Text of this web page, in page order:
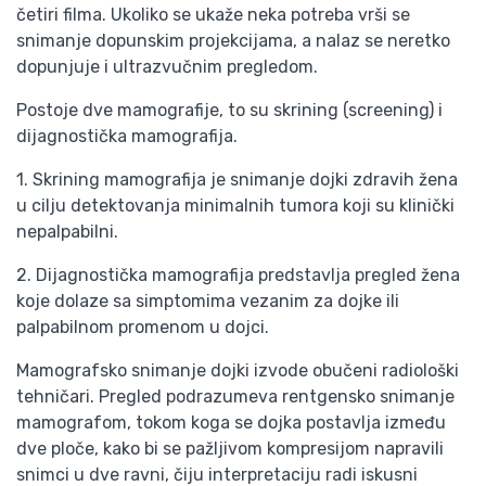
četiri filma. Ukoliko se ukaže neka potreba vrši se
snimanje dopunskim projekcijama, a nalaz se neretko
dopunjuje i ultrazvučnim pregledom.
Postoje dve mamografije, to su skrining (screening) i
dijagnostička mamografija.
1. Skrining mamografija je snimanje dojki zdravih žena
u cilju detektovanja minimalnih tumora koji su klinički
nepalpabilni.
2. Dijagnostička mamografija predstavlja pregled žena
koje dolaze sa simptomima vezanim za dojke ili
palpabilnom promenom u dojci.
Mamografsko snimanje dojki izvode obučeni radiološki
tehničari. Pregled podrazumeva rentgensko snimanje
mamografom, tokom koga se dojka postavlja između
dve ploče, kako bi se pažljivom kompresijom napravili
snimci u dve ravni, čiju interpretaciju radi iskusni